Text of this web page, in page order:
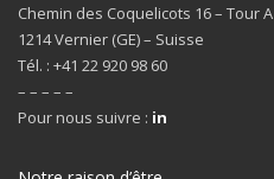
Chemin des Coquelicots 16 – Tour A
1214 Vernier (GE) – Suisse
Tél. : +41 22 920 98 60
– – – – –
Pour nous suivre : in